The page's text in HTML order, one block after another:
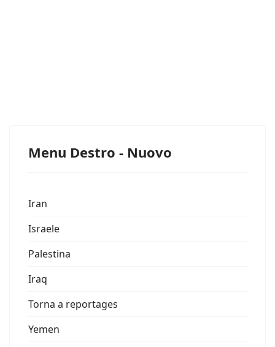
Menu Destro - Nuovo
Iran
Israele
Palestina
Iraq
Torna a reportages
Yemen